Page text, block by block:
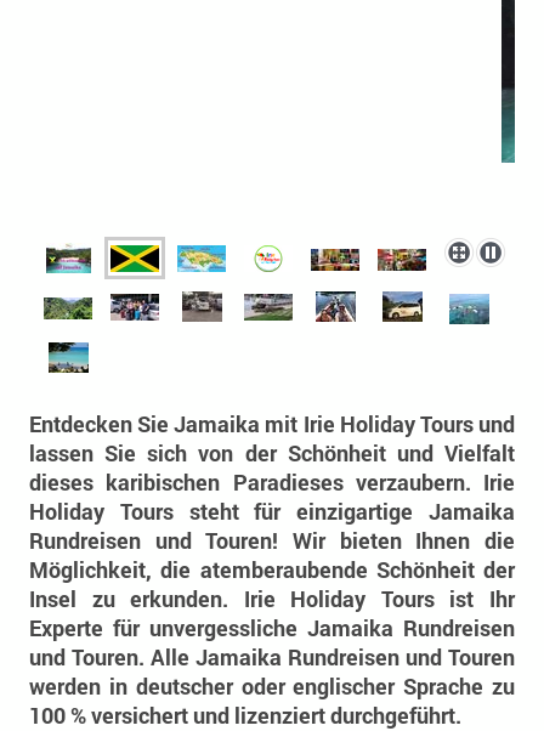
Entdecken Sie Jamaika mit Irie Holiday Tours und
lassen Sie sich von der Schönheit und Vielfalt
dieses karibischen Paradieses verzaubern. Irie
Holiday Tours steht für einzigartige Jamaika
Rundreisen und Touren! Wir bieten Ihnen die
Möglichkeit, die atemberaubende Schönheit der
Insel zu erkunden. Irie Holiday Tours ist Ihr
Experte für unvergessliche Jamaika Rundreisen
und Touren. Alle Jamaika Rundreisen und Touren
werden in deutscher oder englischer Sprache zu
100 % versichert und lizenziert durchgeführt.